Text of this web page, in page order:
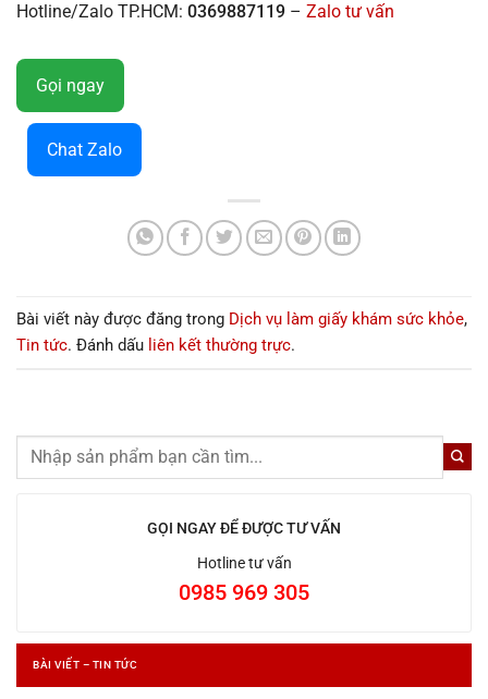
GỌI NGAY ĐỂ ĐƯỢC TƯ VẤN
Hotline tư vấn
0985 969 305
BÀI VIẾT – TIN TỨC
Hotline/Zalo TP.HCM: 0369887119 – Zalo tư vấn
Gọi ngay
Chat Zalo
Bài viết này được đăng trong Dịch vụ làm giấy khám sức khỏe,
Tin tức. Đánh dấu liên kết thường trực.